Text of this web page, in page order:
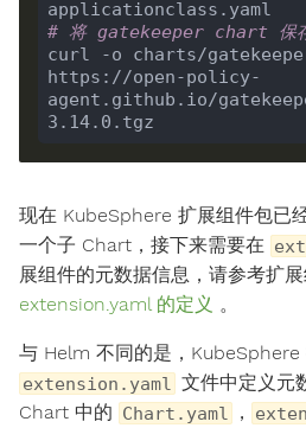
# 将 gatekeeper chart 保
curl -o charts/
https://open-policy-
agent.github.io/
现在 KubeSphere 扩展组件包已
一个子 Chart，接下来需要在
展组件的元数据信息，请参考扩
extension.yaml 的定义 。
与 Helm 不同的是，KubeSphere
extension.yaml
文件中定义元
Chart 中的 Chart.yaml ，